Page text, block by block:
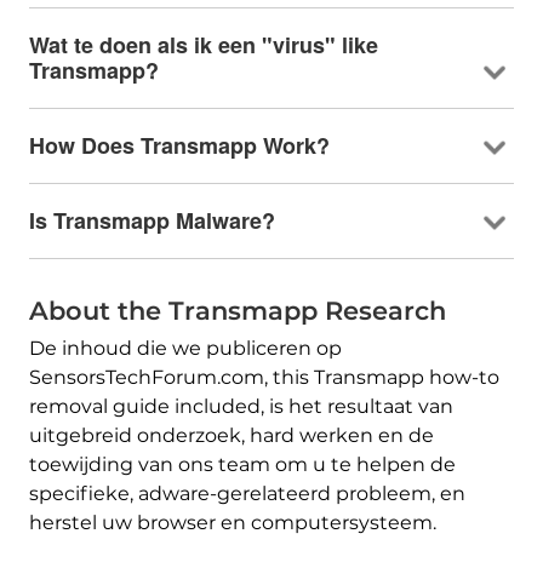
Wat te doen als ik een "virus" like
Transmapp?
How Does Transmapp Work?
Is Transmapp Malware?
About the Transmapp Research
De inhoud die we publiceren op
SensorsTechForum.com, this Transmapp how-to
removal guide included, is het resultaat van
uitgebreid onderzoek, hard werken en de
toewijding van ons team om u te helpen de
specifieke, adware-gerelateerd probleem, en
herstel uw browser en computersysteem.